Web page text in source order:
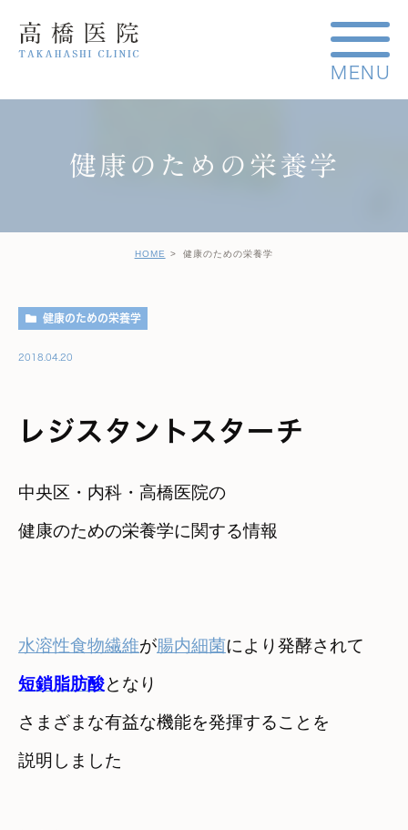
健康のための栄養学
HOME 健康のための栄養学
健康のための栄養学
2018.04.20
レジスタントスターチ
中央区・内科・高橋医院の
健康のための栄養学に関する情報
水溶性食物繊維が腸内細菌
短鎖脂肪酸となり
さまざまな有益な機能を発揮することを
説明しました